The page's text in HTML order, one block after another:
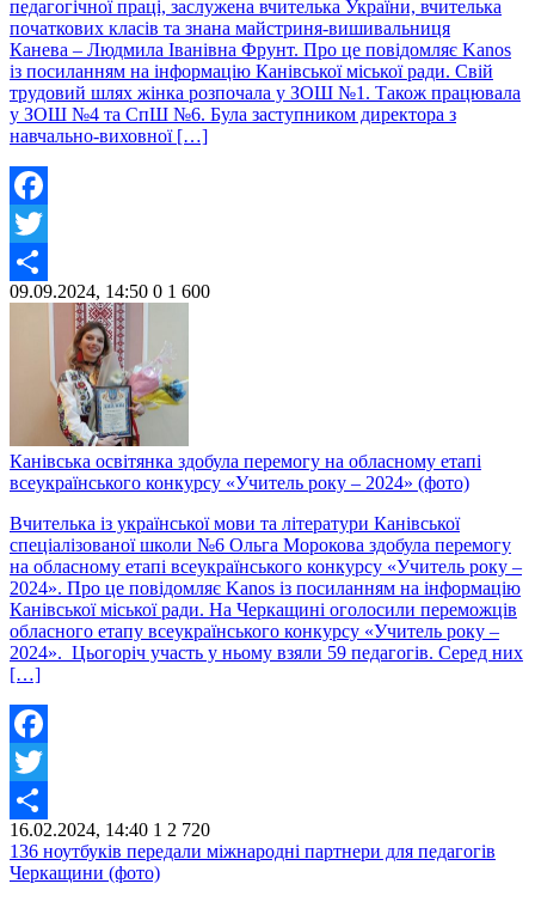
педагогічної праці, заслужена вчителька України, вчителька
початкових класів та знана майстриня-вишивальниця
Канева – Людмила Іванівна Фрунт. Про це повідомляє Kanos
із посиланням на інформацію Канівської міської ради. Свій
трудовий шлях жінка розпочала у ЗОШ №1. Також працювала
у ЗОШ №4 та СпШ №6. Була заступником директора з
навчально-виховної […]
Facebook
Twitter
Share
09.09.2024, 14:50 0 1 600
Канівська освітянка здобула перемогу на обласному етапі
всеукраїнського конкурсу «Учитель року – 2024» (фото)
Вчителька із української мови та літератури Канівської
спеціалізованої школи №6 Ольга Морокова здобула перемогу
на обласному етапі всеукраїнського конкурсу «Учитель року –
2024». Про це повідомляє Kanos із посиланням на інформацію
Канівської міської ради. На Черкащині оголосили переможців
обласного етапу всеукраїнського конкурсу «Учитель року –
2024». Цьогоріч участь у ньому взяли 59 педагогів. Серед них
[…]
Facebook
Twitter
Share
16.02.2024, 14:40 1 2 720
136 ноутбуків передали міжнародні партнери для педагогів
Черкащини (фото)